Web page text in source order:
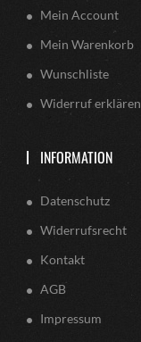
Mein Account
Mein Warenkorb
Wunschliste
Widerruf erklären
INFORMATION
Datenschutz
Widerrufsrecht
Kontakt
AGB
Impressum